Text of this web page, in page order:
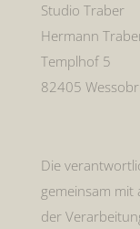
Studio Traber
Hermann
Templhof 5
82405
Die
gemeinsam
der